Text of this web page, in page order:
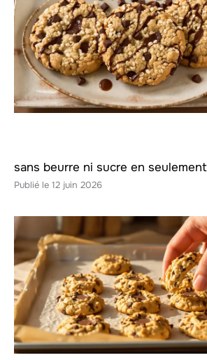
sans beurre ni sucre en
12 juin 2026